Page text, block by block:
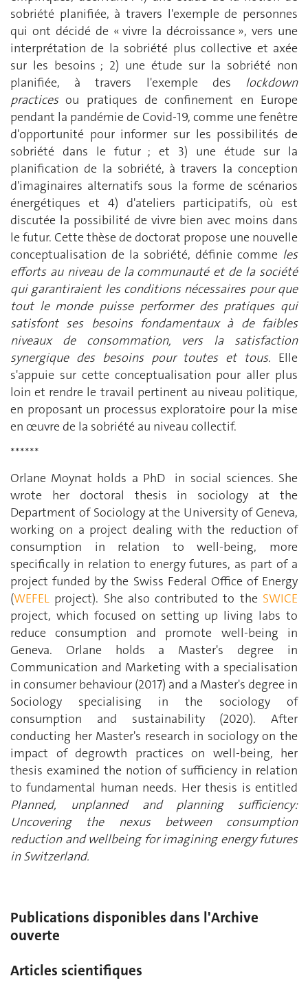
sobriété planifiée, à travers l'exemple de personnes
qui ont décidé de « vivre la décroissance », vers une
interprétation de la sobriété plus collective et axée
sur les besoins ; 2) une étude sur la sobriété non
planifiée, à travers l'exemple des lockdown
practicesou pratiques de confinement en Europe
pendant la pandémie de Covid-19, comme une fenêtre
d'opportunité pour informer sur les possibilités de
sobriété dans le futur ; et 3) une étude sur la
planification de la sobriété, à travers la conception
d'imaginaires alternatifs sous la forme de scénarios
énergétiques et 4) d'ateliers participatifs, où est
discutée la possibilité de vivre bien avec moins dans
le futur. Cette thèse de doctorat propose une nouvelle
conceptualisation de la sobriété, définie comme les
efforts au niveau de la communauté et de la société
qui garantiraient les conditions nécessaires pour que
tout le monde puisse performer des pratiques qui
satisfont ses besoins fondamentaux à de faibles
niveaux de consommation, vers la satisfaction
synergique des besoins pour toutes et tous. Elle
s'appuie sur cette conceptualisation pour aller plus
loin et rendre le travail pertinent au niveau politique,
en proposant un processus exploratoire pour la mise
en œuvre de la sobriété au niveau collectif.
******
Orlane Moynat holds a PhD in social sciences. She
wrote her doctoral thesis in sociology at the
Department of Sociology at the University of Geneva,
working on a project dealing with the reduction of
consumption in relation to well-being, more
specifically in relation to energy futures, as part of a
project funded by the Swiss Federal Office of Energy
(WEFEL project). She also contributed to the SWICE
project, which focused on setting up living labs to
reduce consumption and promote well-being in
Geneva. Orlane holds a Master's degree in
Communication and Marketing with a specialisation
in consumer behaviour (2017) and a Master's degree in
Sociology specialising in the sociology of
consumption and sustainability (2020). After
conducting her Master's research in sociology on the
impact of degrowth practices on well-being, her
thesis examined the notion of sufficiency in relation
to fundamental human needs. Her thesis is entitled
Planned, unplanned and planning sufficiency:
Uncovering the nexus between consumption
reduction and wellbeing for imagining energy futures
in Switzerland.
Publications disponibles dans l'Archive
ouverte
Articles scientifiques